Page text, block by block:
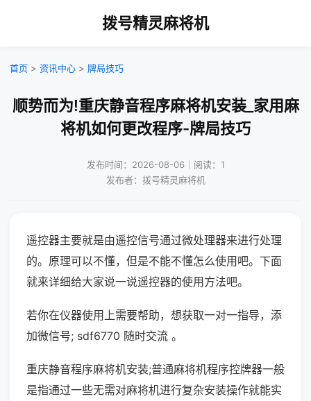
拨号精灵麻将机
首页 > 资讯中心 > 牌局技巧
顺势而为!重庆静音程序麻将机安装_家用麻
将机如何更改程序-牌局技巧
发布时间：2026-08-06｜阅读：1
发布者：拨号精灵麻将机
遥控器主要就是由遥控信号通过微处理器来进行处理
的。原理可以不懂，但是不能不懂怎么使用吧。下面
就来详细给大家说一说遥控器的使用方法吧。
若你在仪器使用上需要帮助，想获取一对一指导，添
加微信号; sdf6770 随时交流 。
重庆静音程序麻将机安装;普通麻将机程序控牌器一般
是指通过一些无需对麻将机进行复杂安装操作就能实